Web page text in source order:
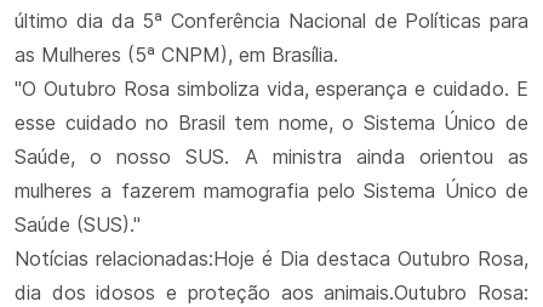
último dia da 5ª Conferência Nacional de Políticas para
as Mulheres (5ª CNPM), em Brasília.
"O Outubro Rosa simboliza vida, esperança e cuidado. E
esse cuidado no Brasil tem nome, o Sistema Único de
Saúde, o nosso SUS. A ministra ainda orientou as
mulheres a fazerem mamografia pelo Sistema Único de
Saúde (SUS)."
Notícias relacionadas:Hoje é Dia destaca Outubro Rosa,
dia dos idosos e proteção aos animais.Outubro Rosa: